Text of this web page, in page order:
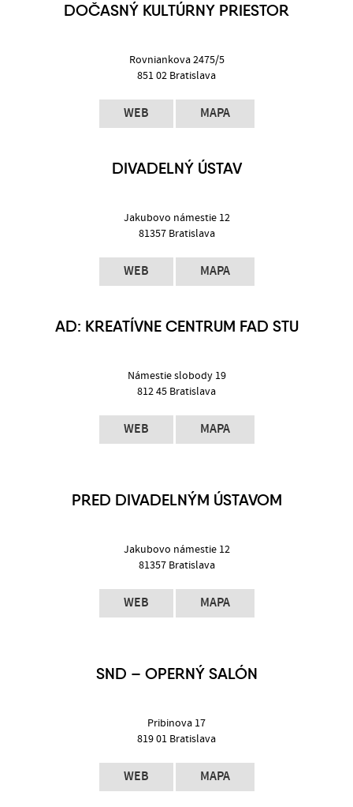
DOČASNÝ KULTÚRNY PRIESTOR
Rovniankova 2475/5
851 02 Bratislava
WEB MAPA
DIVADELNÝ ÚSTAV
Jakubovo námestie 12
81357 Bratislava
WEB MAPA
AD: KREATÍVNE CENTRUM FAD STU
Námestie slobody 19
812 45 Bratislava
WEB MAPA
PRED DIVADELNÝM ÚSTAVOM
Jakubovo námestie 12
81357 Bratislava
WEB MAPA
SND – OPERNÝ SALÓN
Pribinova 17
819 01 Bratislava
WEB MAPA